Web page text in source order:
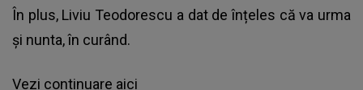
În plus, Liviu Teodorescu a dat de înțeles că va urma
și nunta, în curând.
Vezi continuare aici